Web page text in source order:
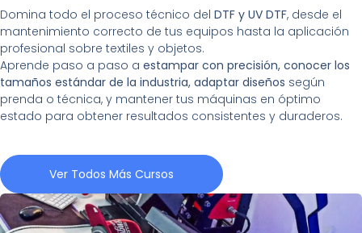
Domina todo el proceso técnico del DTF y UV DTF, desde el
mantenimiento correcto de tus equipos hasta la aplicación
profesional sobre textiles y objetos.
Aprende paso a paso a estampar con precisión, conocer los
tamaños estándar de la industria, adaptar diseños según
prenda o técnica, y mantener tus máquinas en óptimo
estado para obtener resultados consistentes y duraderos.
Ver Todos Más Cursos